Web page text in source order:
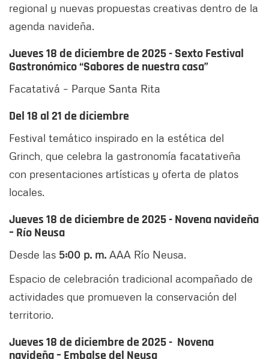
regional y nuevas propuestas creativas dentro de la
agenda navideña.
Jueves 18 de diciembre de 2025 - Sexto Festival
Gastronómico “Sabores de nuestra casa”
Facatativá – Parque Santa Rita
Del 18 al 21 de diciembre
Festival temático inspirado en la estética del
Grinch, que celebra la gastronomía facatativeña
con presentaciones artísticas y oferta de platos
locales.
Jueves 18 de diciembre de 2025 - Novena navideña
– Río Neusa
Desde las 5:00 p. m. AAA Río Neusa.
Espacio de celebración tradicional acompañado de
actividades que promueven la conservación del
territorio.
Jueves 18 de diciembre de 2025 - Novena
navideña – Embalse del Neusa